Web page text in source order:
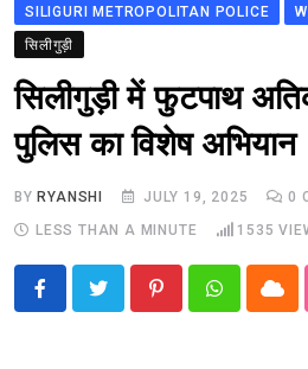
SILIGURI METROPOLITAN POLICE
सिलीगुड़ी
सिलीगुड़ी में फुटपाथ
पुलिस का विशेष अभियान
BY RYANSHI JULY 19, 2025 0
LESS THAN A MINUTE
1535
PinterestWhatsappCloud